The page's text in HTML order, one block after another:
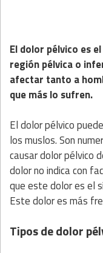
El dolor pélvico es
región pélvica o
afectar tanto a
que más lo sufren.
El dolor pélvico
los muslos. Son
causar dolor pélvico
dolor no indica con
que este dolor es el
Este dolor es más
Tipos de dolor